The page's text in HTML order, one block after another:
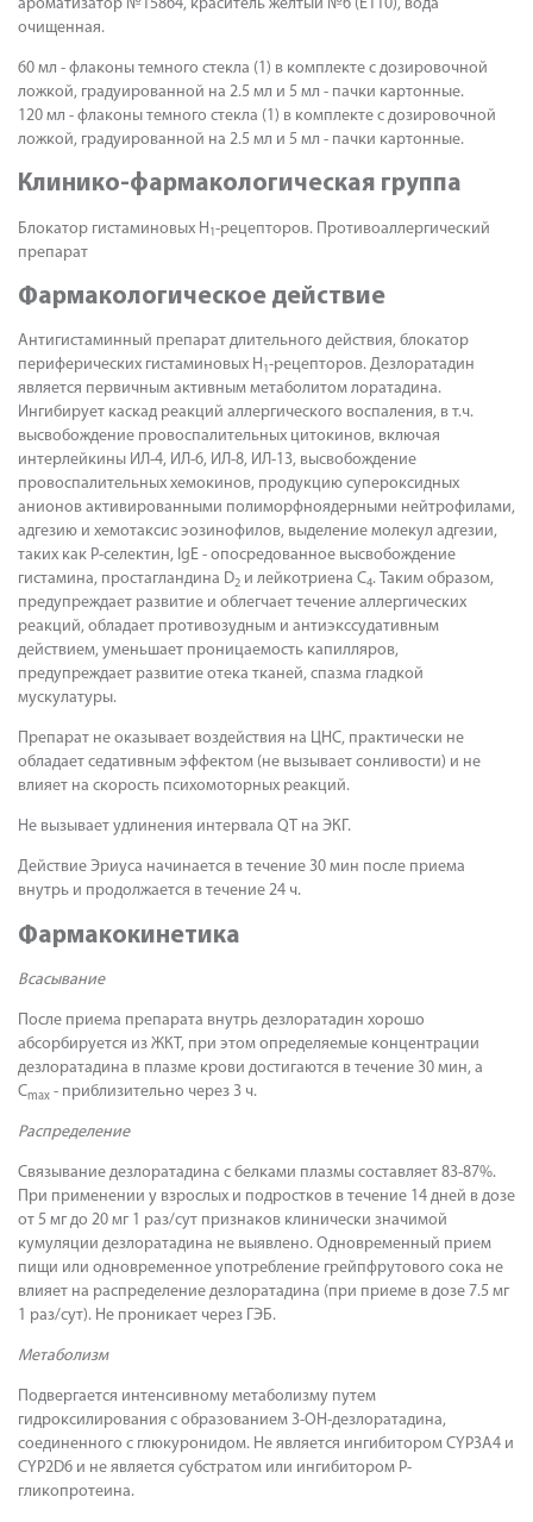
ароматизатор №15864, краситель желтый №6 (E110), вода
очищенная.
60 мл - флаконы темного стекла (1) в комплекте с дозировочной
ложкой, градуированной на 2.5 мл и 5 мл - пачки картонные.
120 мл - флаконы темного стекла (1) в комплекте с дозировочной
ложкой, градуированной на 2.5 мл и 5 мл - пачки картонные.
Клинико-фармакологическая группа
Блокатор гистаминовых Н 1-рецепторов. Противоаллергический
препарат
Фармакологическое действие
Антигистаминный препарат длительного действия, блокатор
периферических гистаминовых Н1-рецепторов. Дезлоратадин
является первичным активным метаболитом лоратадина.
Ингибирует каскад реакций аллергического воспаления, в т.ч.
высвобождение провоспалительных цитокинов, включая
интерлейкины ИЛ-4, ИЛ-6, ИЛ-8, ИЛ-13, высвобождение
провоспалительных хемокинов, продукцию супероксидных
анионов активированными полиморфноядерными нейтрофилами,
адгезию и хемотаксис эозинофилов, выделение молекул адгезии,
таких как Р-селектин, IgE - опосредованное высвобождение
гистамина, простагландина D2 и лейкотриена С4. Таким образом,
предупреждает развитие и облегчает течение аллергических
реакций, обладает противозудным и антиэкссудативным
действием, уменьшает проницаемость капилляров,
предупреждает развитие отека тканей, спазма гладкой
мускулатуры.
Препарат не оказывает воздействия на ЦНС, практически не
обладает седативным эффектом (не вызывает сонливости) и не
влияет на скорость психомоторных реакций.
Не вызывает удлинения интервала QT на ЭКГ.
Действие Эриуса начинается в течение 30 мин после приема
внутрь и продолжается в течение 24 ч.
Фармакокинетика
Всасывание
После приема препарата внутрь дезлоратадин хорошо
абсорбируется из ЖКТ, при этом определяемые концентрации
дезлоратадина в плазме крови достигаются в течение 30 мин, а
Cmax - приблизительно через 3 ч.
Распределение
Связывание дезлоратадина с белками плазмы составляет 83-87%.
При применении у взрослых и подростков в течение 14 дней в дозе
от 5 мг до 20 мг 1 раз/сут признаков клинически значимой
кумуляции дезлоратадина не выявлено. Одновременный прием
пищи или одновременное употребление грейпфрутового сока не
влияет на распределение дезлоратадина (при приеме в дозе 7.5 мг
1 раз/сут). Не проникает через ГЭБ.
Метаболизм
Подвергается интенсивному метаболизму путем
гидроксилирования с образованием 3-ОН-дезлоратадина,
соединенного с глюкуронидом. Не является ингибитором CYP3A4 и
CYP2D6 и не является субстратом или ингибитором Р-
гликопротеина.